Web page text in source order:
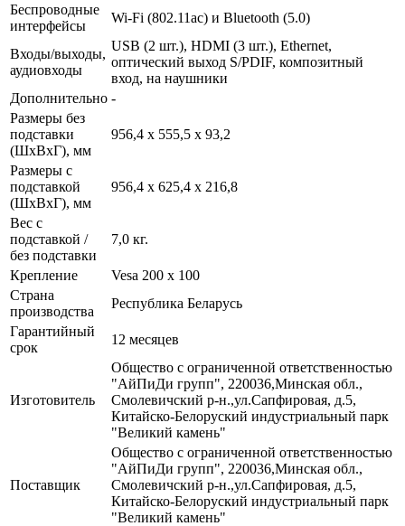
Беспроводные
интерфейсы
Wi-Fi (802.11ac) и Bluetooth (5.0)
Входы/выходы,
аудиовходы
USB (2 шт.), HDMI (3 шт.), Ethernet,
оптический выход S/PDIF, композитный
вход, на наушники
Дополнительно -
Размеры без
подставки
(ШxВxГ), мм
956,4 x 555,5 x 93,2
Размеры с
подставкой
(ШxВxГ), мм
956,4 x 625,4 x 216,8
Вес с
подставкой /
без подставки
7,0 кг.
Крепление
Vesa 200 x 100
Страна
производства
Республика Беларусь
Гарантийный
срок
12 месяцев
Изготовитель
Общество с ограниченной ответственностью
"АйПиДи групп", 220036,Минская обл.,
Смолевичский р-н.,ул.Сапфировая, д.5,
Китайско-Белоруский индустриальный парк
"Великий камень"
Поставщик
Общество с ограниченной ответственностью
"АйПиДи групп", 220036,Минская обл.,
Смолевичский р-н.,ул.Сапфировая, д.5,
Китайско-Белоруский индустриальный парк
"Великий камень"